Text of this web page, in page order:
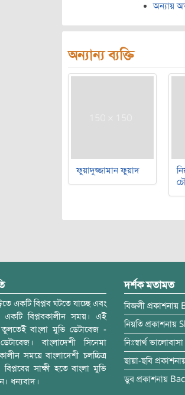
অন্যায়
অন্যান্য ব্যক্তি
ফুয়াদুজ্জামান ফুয়াদ
একটি বিপ্লব ঘটতে যাচ্ছে এবং
বিপ্লবকালীন সময়। এই
বাংলা মুভি ডেটাবেজ -
বাংলাদেশী সিনেমা
সময়ে বাংলাদেশী চলচ্চিত্র
সাক্ষী হতে বাংলা মুভি
ধন্যবাদ।
দর্শক মতামত
বিজলী প্রকাশনায়
নিয়তি প্রকাশনায়
নিঃস্বার্থ ভালোবাসা
ছায়া-ছবি
ডুব প্রকাশনায়